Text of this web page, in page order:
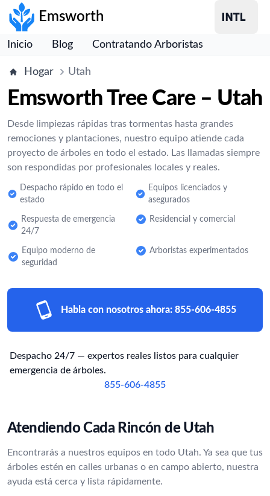
Emsworth
Inicio Blog Contratando Arboristas
Hogar Utah
Emsworth Tree Care – Utah
Desde limpiezas rápidas tras tormentas hasta grandes
remociones y plantaciones, nuestro equipo atiende cada
proyecto de árboles en todo el estado. Las llamadas siempre
son respondidas por profesionales locales y reales.
Despacho rápido en todo el
estado
Equipos licenciados y
asegurados
Respuesta de emergencia
24/7
Residencial y comercial
Equipo moderno de
seguridad
Arboristas experimentados
Habla con nosotros ahora: 855-606-4855
Despacho 24/7 — expertos reales listos para cualquier
emergencia de árboles.
855-606-4855
Atendiendo Cada Rincón de Utah
Encontrarás a nuestros equipos en todo Utah. Ya sea que tus
árboles estén en calles urbanas o en campo abierto, nuestra
ayuda está cerca y lista rápidamente.